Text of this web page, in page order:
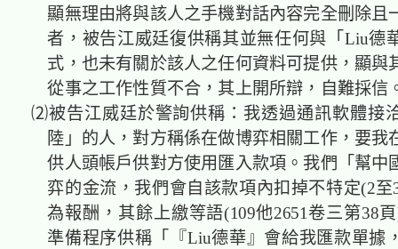
顯無理由將與該人之手機對話內容完全刪除且
者，被告江威廷復供稱其並無任何與「Liu德
式，也未有關於該人之任何資料可提供，顯與
從事之工作性質不合，其上開所辯，自難採
⑵被告江威廷於警詢供稱：我透過通訊軟體接
陸」的人，對方稱係在做博弈相關工作，要我
供人頭帳戶供對方使用匯入款項。我們「幫中
弈的金流，我們會自該款項內扣掉不特定(2至
為報酬，其餘上繳等語(109他2651卷三第38
準備程序供稱「『Liu德華』會給我匯款單據